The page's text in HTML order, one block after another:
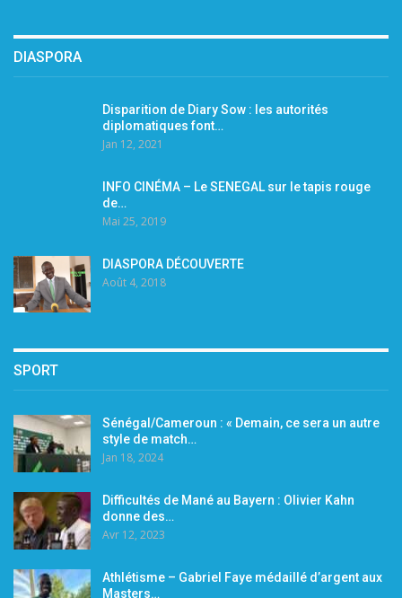
DIASPORA
Disparition de Diary Sow : les autorités
diplomatiques font…
Jan 12, 2021
INFO CINÉMA – Le SENEGAL sur le tapis rouge
de…
Mai 25, 2019
DIASPORA DÉCOUVERTE
Août 4, 2018
SPORT
Sénégal/Cameroun : « Demain, ce sera un autre
style de match…
Jan 18, 2024
Difficultés de Mané au Bayern : Olivier Kahn
donne des…
Avr 12, 2023
Athlétisme – Gabriel Faye médaillé d’argent aux
Masters…